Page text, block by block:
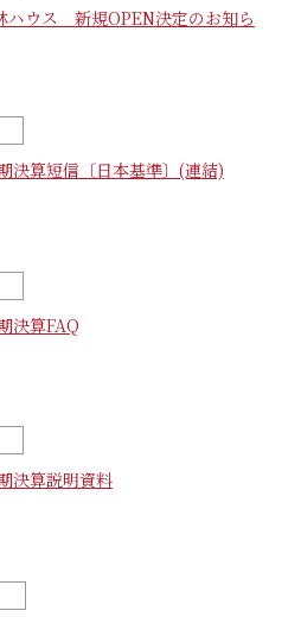
ハウス 新規OPEN決定のお知ら
算短信〔日本基準〕(連結)
決算FAQ
決算説明資料